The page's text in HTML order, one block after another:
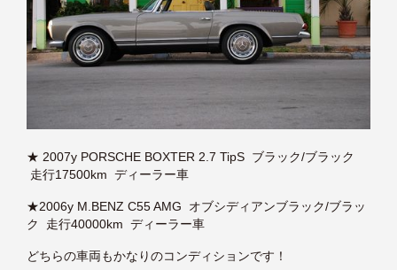
★ 2007y PORSCHE BOXTER 2.7 TipS ブラック/ブラック
走行17500km ディーラー車
★2006y M.BENZ C55 AMG オブシディアンブラック/ブラッ
ク 走行40000km ディーラー車
どちらの車両もかなりのコンディションです！